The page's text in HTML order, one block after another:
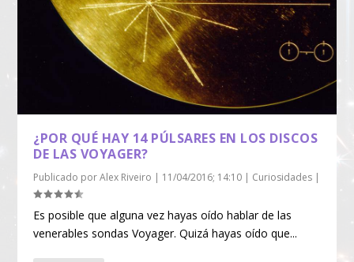
¿POR QUÉ HAY 14 PÚLSARES EN LOS DISCOS
DE LAS VOYAGER?
Publicado porAlex Riveiro | 11/04/2016; 14:10 | Curiosidades |
Es posible que alguna vez hayas oído hablar de las
venerables sondas Voyager. Quizá hayas oído que...